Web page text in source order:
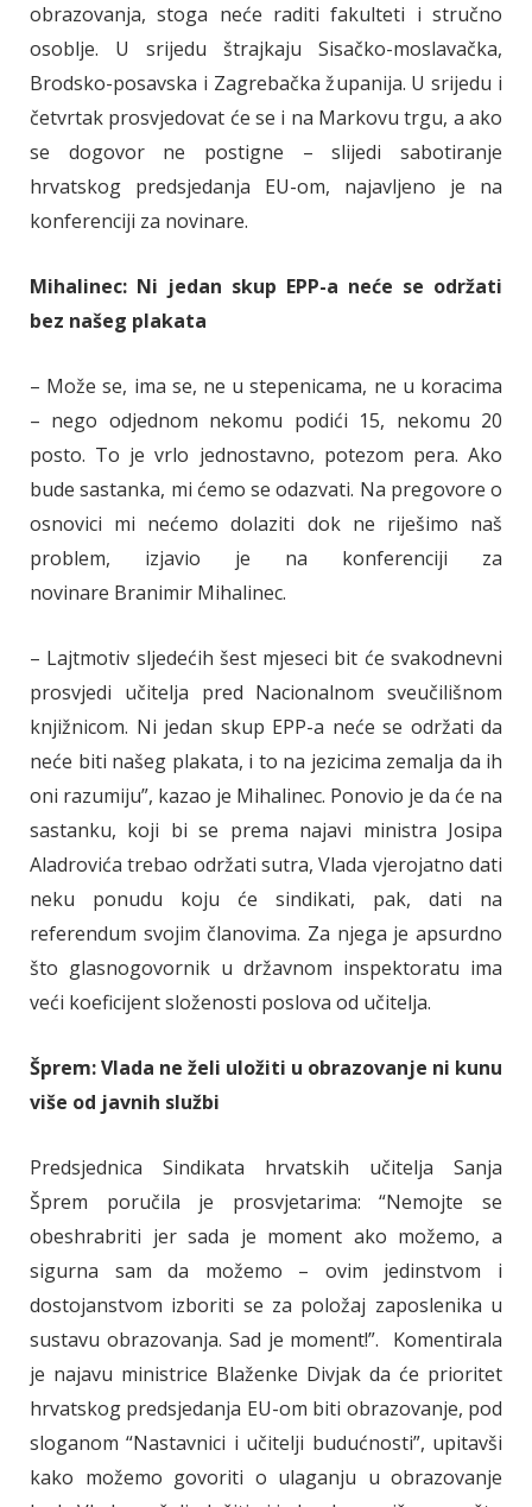
obrazovanja, stoga neće raditi fakulteti i stručno
osoblje. U srijedu štrajkaju Sisačko-moslavačka,
Brodsko-posavska i Zagrebačka županija. U srijedu i
četvrtak prosvjedovat će se i na Markovu trgu, a ako
se dogovor ne postigne – slijedi sabotiranje
hrvatskog predsjedanja EU-om, najavljeno je na
konferenciji za novinare.
Mihalinec: Ni jedan skup EPP-a neće se održati
bez našeg plakata
– Može se, ima se, ne u stepenicama, ne u koracima
– nego odjednom nekomu podići 15, nekomu 20
posto. To je vrlo jednostavno, potezom pera. Ako
bude sastanka, mi ćemo se odazvati. Na pregovore o
osnovici mi nećemo dolaziti dok ne riješimo naš
problem, izjavio je na konferenciji za
novinare Branimir Mihalinec.
– Lajtmotiv sljedećih šest mjeseci bit će svakodnevni
prosvjedi učitelja pred Nacionalnom sveučilišnom
knjižnicom. Ni jedan skup EPP-a neće se održati da
neće biti našeg plakata, i to na jezicima zemalja da ih
oni razumiju”, kazao je Mihalinec. Ponovio je da će na
sastanku, koji bi se prema najavi ministra Josipa
Aladrovića trebao održati sutra, Vlada vjerojatno dati
neku ponudu koju će sindikati, pak, dati na
referendum svojim članovima. Za njega je apsurdno
što glasnogovornik u državnom inspektoratu ima
veći koeficijent složenosti poslova od učitelja.
Šprem: Vlada ne želi uložiti u obrazovanje ni kunu
više od javnih službi
Predsjednica Sindikata hrvatskih učitelja Sanja
Šprem poručila je prosvjetarima: “Nemojte se
obeshrabriti jer sada je moment ako možemo, a
sigurna sam da možemo – ovim jedinstvom i
dostojanstvom izboriti se za položaj zaposlenika u
sustavu obrazovanja. Sad je moment!”. Komentirala
je najavu ministrice Blaženke Divjak da će prioritet
hrvatskog predsjedanja EU-om biti obrazovanje, pod
sloganom “Nastavnici i učitelji budućnosti”, upitavši
kako možemo govoriti o ulaganju u obrazovanje